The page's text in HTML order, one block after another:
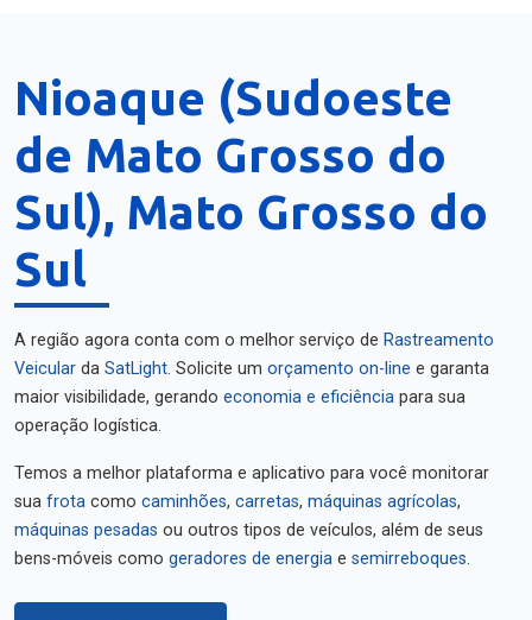
Nioaque (Sudoeste
de Mato Grosso do
Sul), Mato Grosso do
Sul
A região agora conta com o melhor serviço de Rastreamento
Veicular da SatLight. Solicite um orçamento on-line e garanta
maior visibilidade, gerando economia e eficiência para sua
operação logística.
Temos a melhor plataforma e aplicativo para você monitorar
sua frota como caminhões, carretas, máquinas agrícolas,
máquinas pesadas ou outros tipos de veículos, além de seus
bens-móveis como geradores de energia e semirreboques.